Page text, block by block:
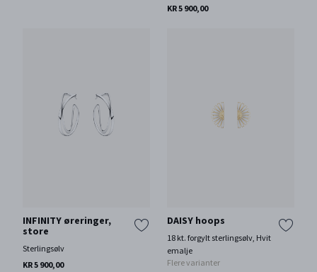
KR 5 900,00
INFINITY øreringer,
store
Sterlingsølv
KR 5 900,00
DAISY hoops
18 kt. forgylt sterlingsølv, Hvit
emalje
Flere varianter